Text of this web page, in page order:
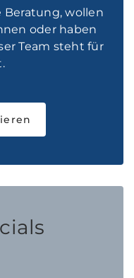
Beratung, wollen
oder haben
Team steht für